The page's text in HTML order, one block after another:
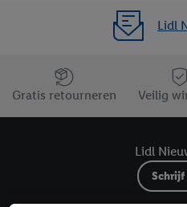
Lidl
Jouw voordelen bij ons als Lidl
Gratis retourneren
Veilig
Lidl
Schrijf